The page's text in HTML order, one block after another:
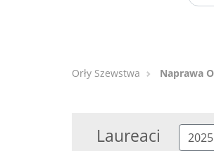
Orły Szewstwa Naprawa
Laureaci 2025